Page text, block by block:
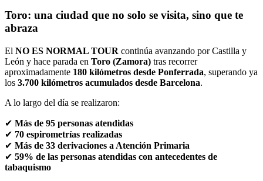
Toro: una ciudad que no solo se visita, sino que te
abraza
El NO ES NORMAL TOUR continúa avanzando por Castilla y
León y hace parada en Toro (Zamora) tras recorrer
aproximadamente 180 kilómetros desde Ponferrada, superando ya
los 3.700 kilómetros acumulados desde Barcelona.
A lo largo del día se realizaron:
✔ Más de 95 personas atendidas
✔ 70 espirometrías realizadas
✔ Más de 33 derivaciones a Atención Primaria
✔ 59% de las personas atendidas con antecedentes de
tabaquismo